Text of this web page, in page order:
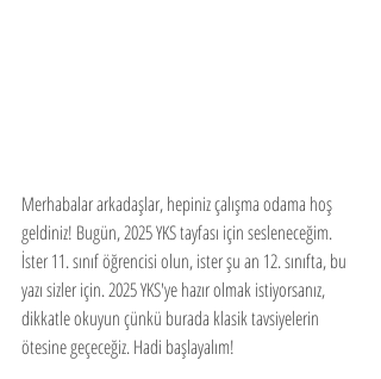
Merhabalar arkadaşlar, hepiniz çalışma odama hoş
geldiniz! Bugün, 2025 YKS tayfası için sesleneceğim.
İster 11. sınıf öğrencisi olun, ister şu an 12. sınıfta, bu
yazı sizler için. 2025 YKS'ye hazır olmak istiyorsanız,
dikkatle okuyun çünkü burada klasik tavsiyelerin
ötesine geçeceğiz. Hadi başlayalım!